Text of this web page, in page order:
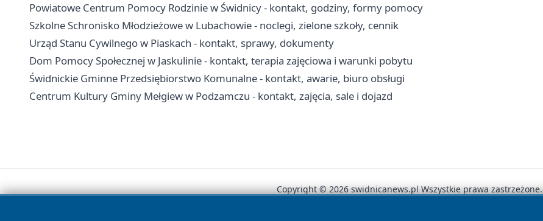
Powiatowe Centrum Pomocy Rodzinie w Świdnicy - kontakt, godziny, formy pomocy
Szkolne Schronisko Młodzieżowe w Lubachowie - noclegi, zielone szkoły, cennik
Urząd Stanu Cywilnego w Piaskach - kontakt, sprawy, dokumenty
Dom Pomocy Społecznej w Jaskulinie - kontakt, terapia zajęciowa i warunki pobytu
Świdnickie Gminne Przedsiębiorstwo Komunalne - kontakt, awarie, biuro obsługi
Centrum Kultury Gminy Mełgiew w Podzamczu - kontakt, zajęcia, sale i dojazd
Copyright © 2026 swidnicanews.pl Wszystkie prawa zastrzeżone.